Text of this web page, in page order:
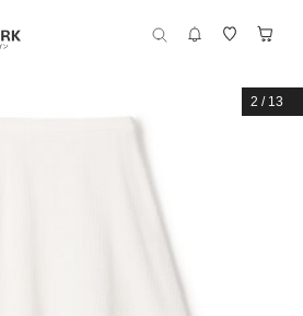
2 / 13